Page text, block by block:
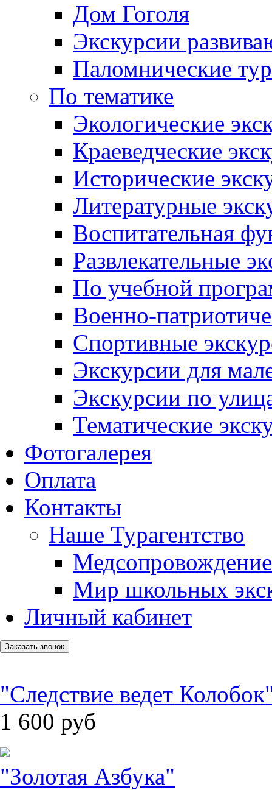
Дом Гоголя
Экскурсии
Паломнические
По тематике
Экологические
Краеведческие
Исторические
Литературные
Воспитательная
Развлекательные
По учебной
Военно-
Спортивные
Экскурсии для
Экскурсии по
Тематические
Фотогалерея
Оплата
Контакты
Наше Турагентство
Медсопровождение
Мир школьных
Личный кабинет
Заказать звонок
"Следствие ведет
1 600 руб
"Золотая Азбука"